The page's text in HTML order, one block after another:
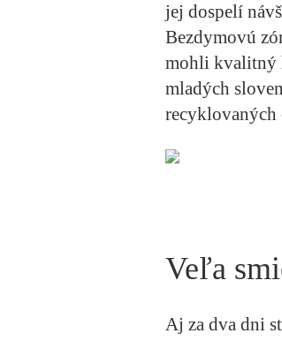
jej dospelí
Bezdymovú
mohli kvalitný
mladých
recyklovaných
Veľa
Aj za dva dni